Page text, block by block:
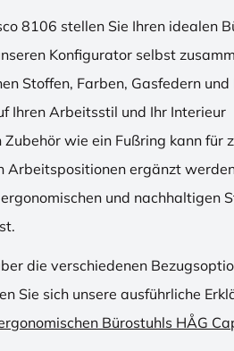
8106 stellen Sie Ihren idealen
Konfigurator selbst
Stoffen, Farben, Gasfedern und
Ihren Arbeitsstil und Ihr Interieur
wie ein Fußring kann für
Arbeitspositionen ergänzt
und nachhaltigen
die verschiedenen
Sie sich unsere ausführliche
Bürostuhls HÅG